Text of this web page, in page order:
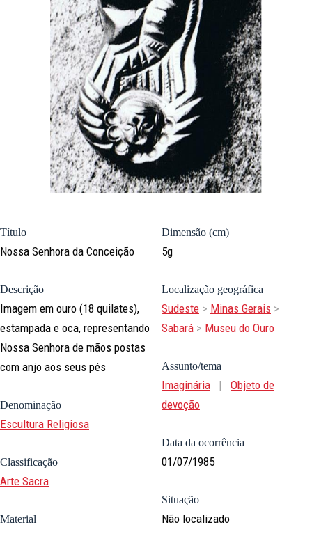
Título
Nossa Senhora da Conceição
Descrição
Imagem em ouro (18 quilates),
estampada e oca, representando
Nossa Senhora de mãos postas
com anjo aos seus pés
Denominação
Escultura Religiosa
Classificação
Arte Sacra
Material
Dimensão (cm)
5g
Localização geográfica
Sudeste > Minas Gerais >
Sabará > Museu do Ouro
Assunto/tema
Imaginária |
Objeto de
devoção
Data da ocorrência
01/07/1985
Situação
Não localizado